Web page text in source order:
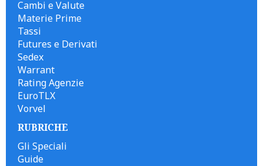
Cambi e Valute
Materie Prime
Tassi
Futures e Derivati
Sedex
Warrant
Rating Agenzie
EuroTLX
Vorvel
RUBRICHE
Gli Speciali
Guide